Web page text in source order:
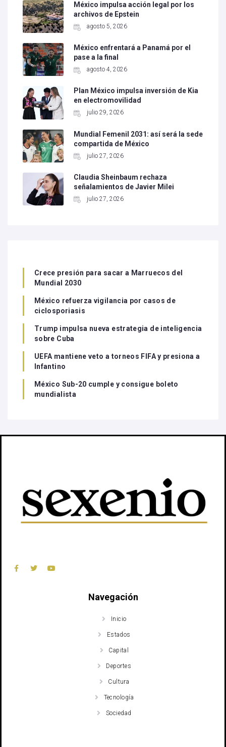
México impulsa acción legal por los
archivos de Epstein
agosto 5, 2026
México enfrentará a Panamá por el
pase a la final
agosto 4, 2026
Plan México impulsa inversión de Kia
en electromovilidad
julio 29, 2026
Mundial Femenil 2031: así será la sede
compartida de México
julio 27, 2026
Claudia Sheinbaum rechaza
señalamientos de Javier Milei
julio 27, 2026
Crece presión para sacar a Marruecos del
Mundial 2030
México refuerza vigilancia por casos de
ciclosporiasis
Trump impulsa nueva estrategia de inteligencia
sobre Cuba
UEFA mantiene veto a torneos FIFA y presiona a
Infantino
México Sub-20 cumple y consigue boleto
mundialista
Navegación
Inicio
Estados
Capital
Deportes
Cultura
Tecnología
Sociedad